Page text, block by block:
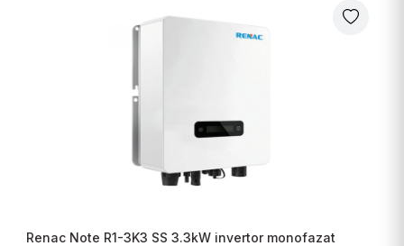
Renac Note R1-3K3 SS 3.3kW invertor monofazat